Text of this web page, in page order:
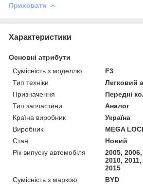
Приховати
Характеристики
Основні атрибути
Сумісність з моделлю
F3
Тип техніки
Легковий
Призначення
Передні
Тип запчастини
Аналог
Країна виробник
Україна
Виробник
MEGA
Стан
Новий
Рік випуску автомобіля
2005,
2010,
2015
Сумісність з маркою
BYD